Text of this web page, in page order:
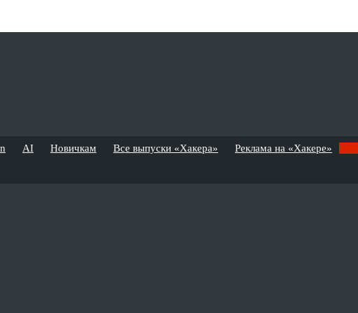
AI Новичкам Все выпуски «Хакера» Реклама на «Хакере»